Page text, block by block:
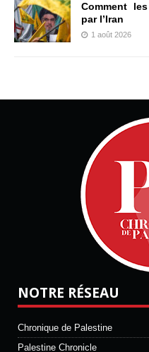
Comment
par l’Iran
1 août 2026
NOTRE RÉSEAU
Chronique de Palestine
Palestine Chronicle